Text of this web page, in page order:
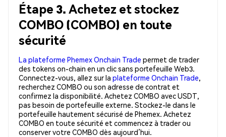
Étape 3. Achetez et stockez
COMBO (COMBO) en toute
sécurité
La plateforme Phemex Onchain Trade permet de trader
des tokens on-chain en un clic sans portefeuille Web3.
Connectez-vous, allez sur la plateforme Onchain Trade,
recherchez COMBO ou son adresse de contrat et
confirmez la disponibilité. Achetez COMBO avec USDT,
pas besoin de portefeuille externe. Stockez-le dans le
portefeuille hautement sécurisé de Phemex. Achetez
COMBO en toute sécurité et commencez à trader ou
conserver votre COMBO dès aujourd’hui.